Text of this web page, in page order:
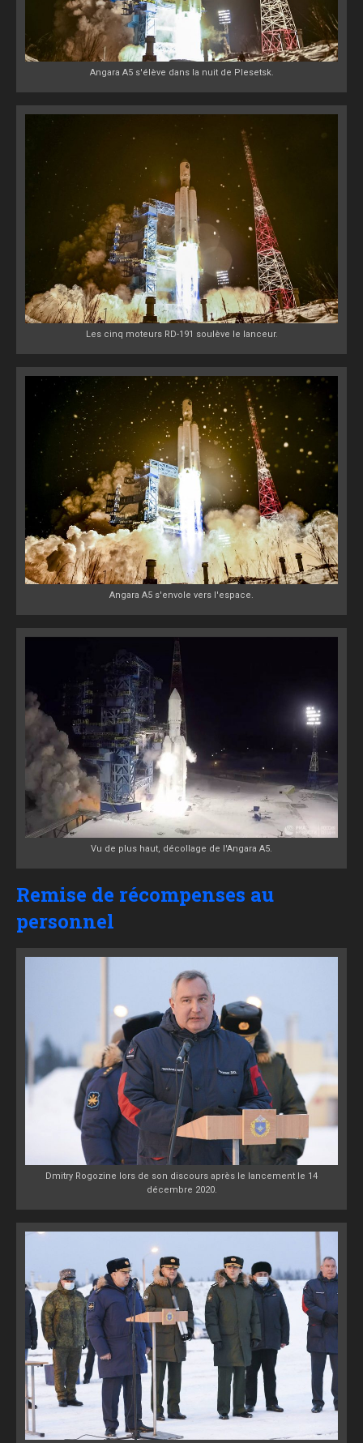
Angara A5 s'élève dans la nuit de Plesetsk.
Les cinq moteurs RD-191 soulève le lanceur.
Angara A5 s'envole vers l'espace.
Vu de plus haut, décollage de l'Angara A5.
Remise de récompenses au
personnel
Dmitry Rogozine lors de son discours après le lancement le 14
décembre 2020.